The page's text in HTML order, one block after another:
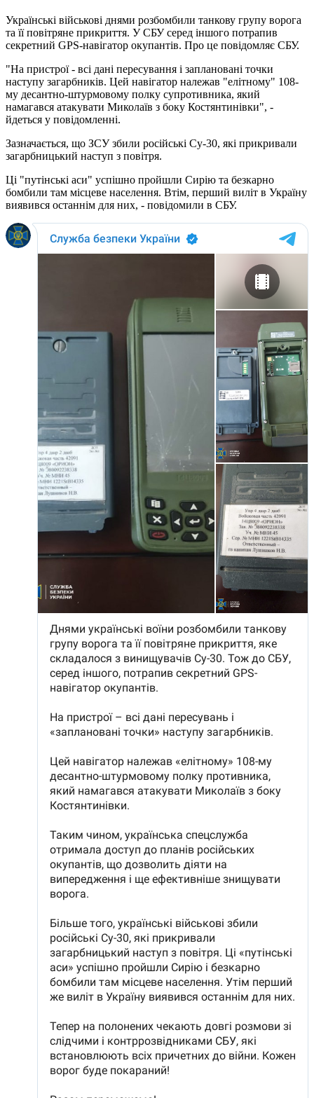
Українські військові днями розбомбили танкову групу ворога
та її повітряне прикриття. У СБУ серед іншого потрапив
секретний GPS-навігатор окупантів. Про це повідомляє СБУ.
"На пристрої - всі дані пересування і заплановані точки
наступу загарбників. Цей навігатор належав "елітному" 108-
му десантно-штурмовому полку супротивника, який
намагався атакувати Миколаїв з боку Костянтинівки", -
йдеться у повідомленні.
Зазначається, що ЗСУ збили російські Су-30, які прикривали
загарбницький наступ з повітря.
Ці "путінські аси" успішно пройшли Сирію та безкарно
бомбили там місцеве населення. Втім, перший виліт в Україну
виявився останнім для них, - повідомили в СБУ.